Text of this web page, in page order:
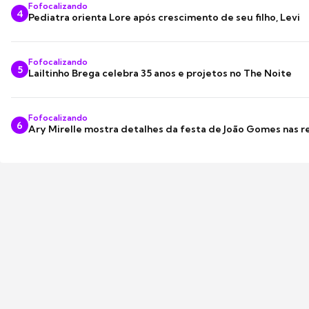
4
Fofocalizando
Pediatra orienta Lore após crescimento de seu filho, Levi
5
Fofocalizando
Lailtinho Brega celebra 35 anos e projetos no The Noite
6
Fofocalizando
Ary Mirelle mostra detalhes da festa de João Gomes nas